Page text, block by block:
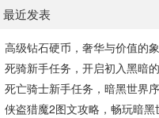
树木种类繁多，高
只能透过枝叶的缝隙
心技能，棒球比赛
轨迹各不相同，有
线球，还有刁钻的
的时间内，准确判
最近发表
高级钻石硬币，奢华与价值的
死骑新手任务，开启初入黑暗
死亡骑士新手任务，暗黑世界
侠盗猎魔2图文攻略，畅玩暗黑